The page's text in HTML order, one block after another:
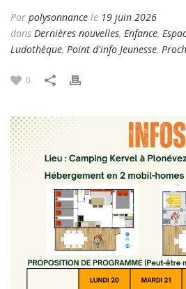
Par polysonnance le 19 juin 2026
dans Dernières nouvelles, Enfance,
Ludothèque, Point d'info Jeunesse,
0